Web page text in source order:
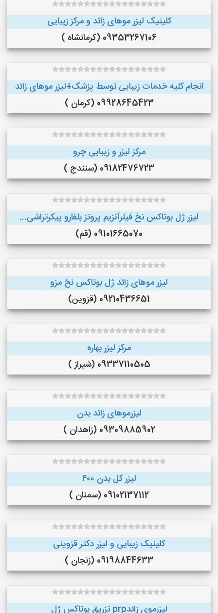
کلینیک لیزر موهای زائد و مرکز زیبایی
09353267106 (کرمانشاه )
انجام کلیه خدمات زیبایی توسط پزشک+لیزر موهای زائد
09928645423 (کرمان )
مرکز لیزر و زیبایی چرو
09182476723 (سنندج )
لیزر ژل بوتاکس نخ فیلرآنزیم پروتز بلفارو پیکرتراشی...
09101665070 (قم)
لیزر موهای زائد ژل بوتاکس نخ مزو
09210436651 (قزوین)
مرکز لیزر بهاره
09337110505 (شیراز )
لیزرموهای زائد بدن
09309885902 (زاهدان )
لیزر کل بدن ۴۰۰
09102137112 (سمنان )
کلینیک زیبایی و لیزر دکتر قزوینی
09198844633 (زنجان )
لیزرموی زائدprp تزریق بوتاکس ژل